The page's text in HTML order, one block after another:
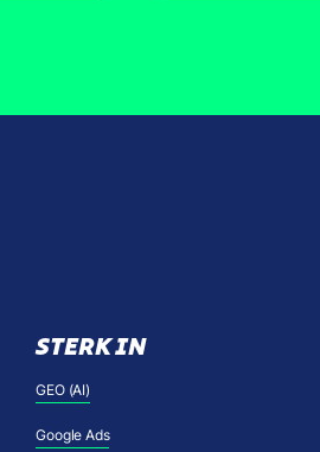
STERK IN
GEO (AI)
Google Ads